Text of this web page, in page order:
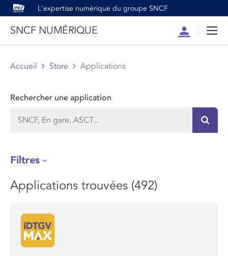
L'expertise numérique du groupe SNCF
SNCF NUMÉRIQUE
Compte
Accueil Store Applications
Rechercher une application
Filtres
Applications trouvées (492)